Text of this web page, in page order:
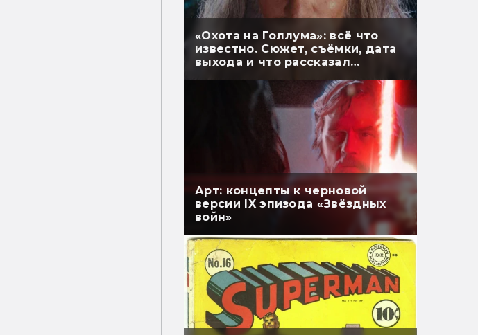
«Охота на Голлума»: всё что
известно. Сюжет, съёмки, дата
выхода и что рассказал
Арт: концепты к черновой
версии IX эпизода «Звёздных
войн»